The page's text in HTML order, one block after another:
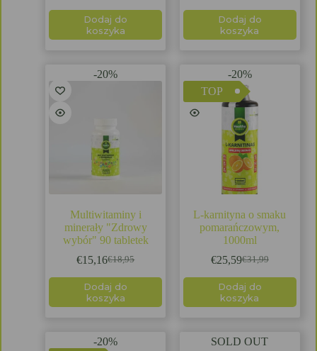
Dodaj do
koszyka
Dodaj do
koszyka
-20%
Multiwitaminy i
minerały "Zdrowy
wybór" 90 tabletek
€18,95
€15,16
Dodaj do
koszyka
-20%
TOP
L-karnityna o smaku
pomarańczowym,
1000ml
€31,99
€25,59
Dodaj do
koszyka
-20%
SOLD OUT